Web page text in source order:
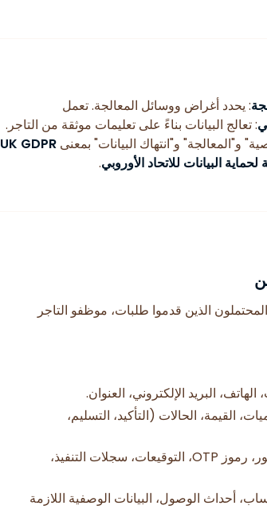
: يحدد أغراض ووسائل المعالجة. تعمل
: تعالج البيانات بناءً على تعليمات موثقة من التاجر.
و"المعالجة" و"انتهاك البيانات" بمعنى UK GDPR
لحماية البيانات للاتحاد الأوروبي.
المحتملون الذين قدموا طلبات، موظفو التاجر
البريد الإلكتروني، العنوان.
القيمة، الحالات (التأكيد، التسليم،
بيانات الإثبات/السجلات: الصور، رموز OTP، التوقيعات، سجلات التنفيذ،
أحداث الوصول، البيانات الوصفية اللازمة